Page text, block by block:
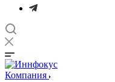
Компания